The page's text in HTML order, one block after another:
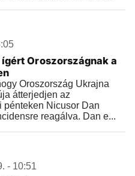
Oroszországnak a
Oroszország Ukrajna
átterjedjen az
pénteken Nicusor Dan
reagálva. Dan e...
- 10:51